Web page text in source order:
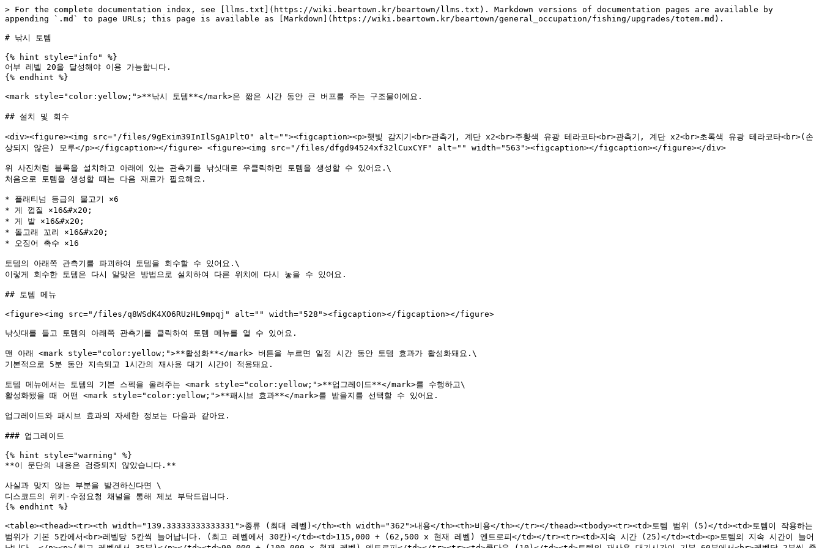
> For the complete documentation index, see [llms.txt](https://wiki.beartown.kr/beartown/llms.txt). Markdown versions of documentation pages are available by
appending `.md` to page URLs; this page is available as [Markdown](https://wiki.beartown.kr/beartown/general_occupation/fishing/upgrades/totem.md).
# 낚시 토템
{% hint style="info" %}
어부 레벨 20을 달성해야 이용 가능합니다.
{% endhint %}
<mark style="color:yellow;">**낚시 토템**</mark>은 짧은 시간 동안 큰 버프를 주는 구조물이에요.
## 설치 및 회수
<div><figure><img src="/files/9gExim39InIlSgA1PltO" alt=""><figcaption><p>햇빛 감지기<br>관측기, 계단 x2<br>주황색 유광 테라코타<br>관측기, 계단 x2<br>초록색 유광 테라코타<br>(손
상되지 않은) 모루</p></figcaption></figure> <figure><img src="/files/dfgd94524xf32lCuxCYF" alt="" width="563"><figcaption></figcaption></figure></div>
위 사진처럼 블록을 설치하고 아래에 있는 관측기를 낚싯대로 우클릭하면 토템을 생성할 수 있어요.\
처음으로 토템을 생성할 때는 다음 재료가 필요해요.
* 플래티넘 등급의 물고기 ×6
* 게 껍질 ×16&#x20;
* 게 발 ×16&#x20;
* 돌고래 꼬리 ×16&#x20;
* 오징어 촉수 ×16
토템의 아래쪽 관측기를 파괴하여 토템을 회수할 수 있어요.\
이렇게 회수한 토템은 다시 알맞은 방법으로 설치하여 다른 위치에 다시 놓을 수 있어요.
## 토템 메뉴
<figure><img src="/files/q8WSdK4XO6RUzHL9mpqj" alt="" width="528"><figcaption></figcaption></figure>
낚싯대를 들고 토템의 아래쪽 관측기를 클릭하여 토템 메뉴를 열 수 있어요.
맨 아래 <mark style="color:yellow;">**활성화**</mark> 버튼을 누르면 일정 시간 동안 토템 효과가 활성화돼요.\
기본적으로 5분 동안 지속되고 1시간의 재사용 대기 시간이 적용돼요.
토템 메뉴에서는 토템의 기본 스펙을 올려주는 <mark style="color:yellow;">**업그레이드**</mark>를 수행하고\
활성화됐을 때 어떤 <mark style="color:yellow;">**패시브 효과**</mark>를 받을지를 선택할 수 있어요.
업그레이드와 패시브 효과의 자세한 정보는 다음과 같아요.
### 업그레이드
{% hint style="warning" %}
**이 문단의 내용은 검증되지 않았습니다.**
사실과 맞지 않는 부분을 발견하신다면 \
디스코드의 위키-수정요청 채널을 통해 제보 부탁드립니다.
{% endhint %}
<table><thead><tr><th width="139.33333333333331">종류 (최대 레벨)</th><th width="362">내용</th><th>비용</th></tr></thead><tbody><tr><td>토템 범위 (5)</td><td>토템이 작용하는
범위가 기본 5칸에서<br>레벨당 5칸씩 늘어납니다. (최고 레벨에서 30칸)</td><td>115,000 + (62,500 x 현재 레벨) 엔트로피</td></tr><tr><td>지속 시간 (25)</td><td><p>토템의 지속 시간이 늘어